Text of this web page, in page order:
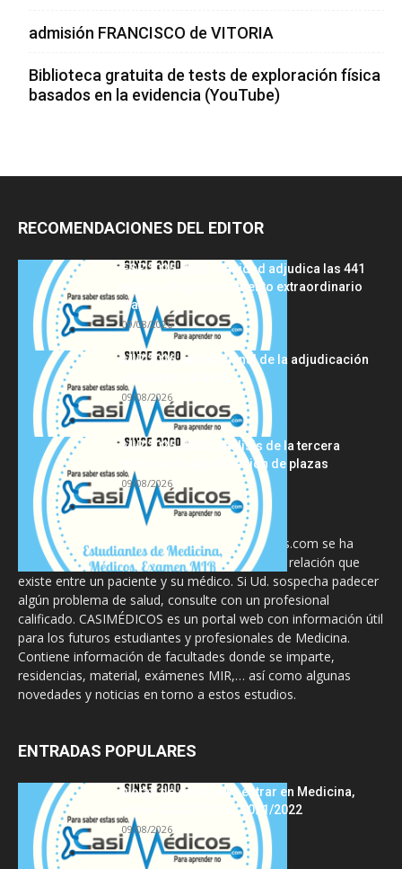
admisión FRANCISCO de VITORIA
Biblioteca gratuita de tests de exploración física
basados en la evidencia (YouTube)
RECOMENDACIONES DEL EDITOR
FSE 2025-2026: Sanidad adjudica las 441
plazas del procedimiento extraordinario
tras...
09/08/2026
MIR 2026: análisis final de la adjudicación
de plazas y claves...
09/08/2026
MIR 2025-2026: análisis de la tercera
semana de adjudicación de plazas
09/08/2026
La información proporcionada en CasiMedicos.com se ha
diseñado para complementar, no substituir, la relación que
existe entre un paciente y su médico. Si Ud. sospecha padecer
algún problema de salud, consulte con un profesional
calificado. CASIMÉDICOS es un portal web con información útil
para los futuros estudiantes y profesionales de Medicina.
Contiene información de facultades donde se imparte,
residencias, material, exámenes MIR,… así como algunas
novedades y noticias en torno a estos estudios.
ENTRADAS POPULARES
Notas de corte para entrar en Medicina,
curso 2022/2023 vs 2021/2022
09/08/2026